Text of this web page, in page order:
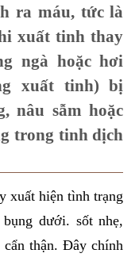
ra máu, tức là
xuất tinh thay
ngà hoặc hơi
xuất tinh) bị
nâu sẫm hoặc
trong tinh dịch
xuất hiện tình trạng
dưới. sốt nhẹ,
thận. Đây chính